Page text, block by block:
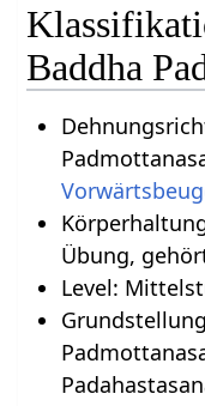
Baddha
Übung,
Level: